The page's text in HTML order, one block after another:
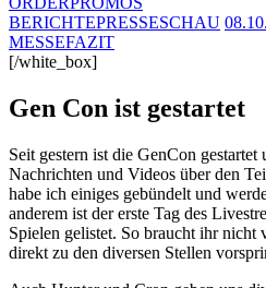
BERICHTEPRESSESCHAU 08.10.
MESSEFAZIT
[/white_box]
Gen Con ist gestartet
Seit gestern ist die GenCon gestartet
Nachrichten und Videos über den
habe ich einiges gebündelt und
anderem ist der erste Tag des
Spielen gelistet. So braucht ihr nicht
direkt zu den diversen Stellen